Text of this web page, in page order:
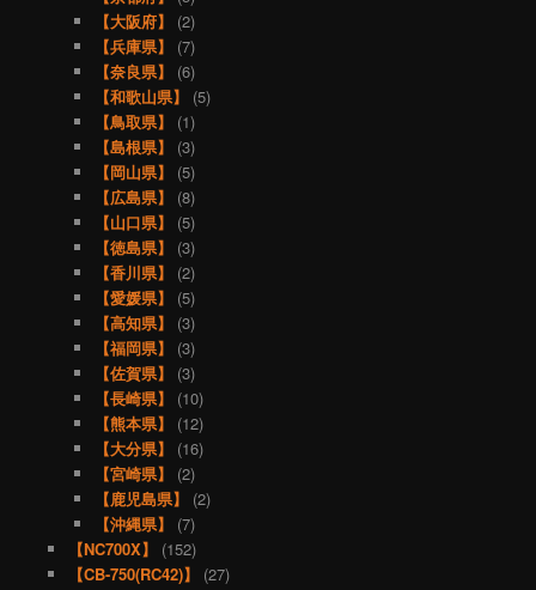
【大阪府】
(2)
【兵庫県】
(7)
【奈良県】
(6)
【和歌山県】
(5)
【鳥取県】
(1)
【島根県】
(3)
【岡山県】
(5)
【広島県】
(8)
【山口県】
(5)
【徳島県】
(3)
【香川県】
(2)
【愛媛県】
(5)
【高知県】
(3)
【福岡県】
(3)
【佐賀県】
(3)
【長崎県】
(10)
【熊本県】
(12)
【大分県】
(16)
【宮崎県】
(2)
【鹿児島県】
(2)
【沖縄県】
(7)
【NC700X】
(152)
【CB-750(RC42)】
(27)